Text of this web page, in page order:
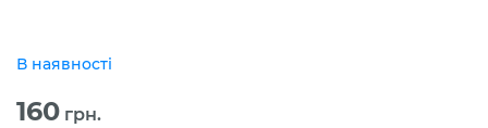
В наявності
160 грн.